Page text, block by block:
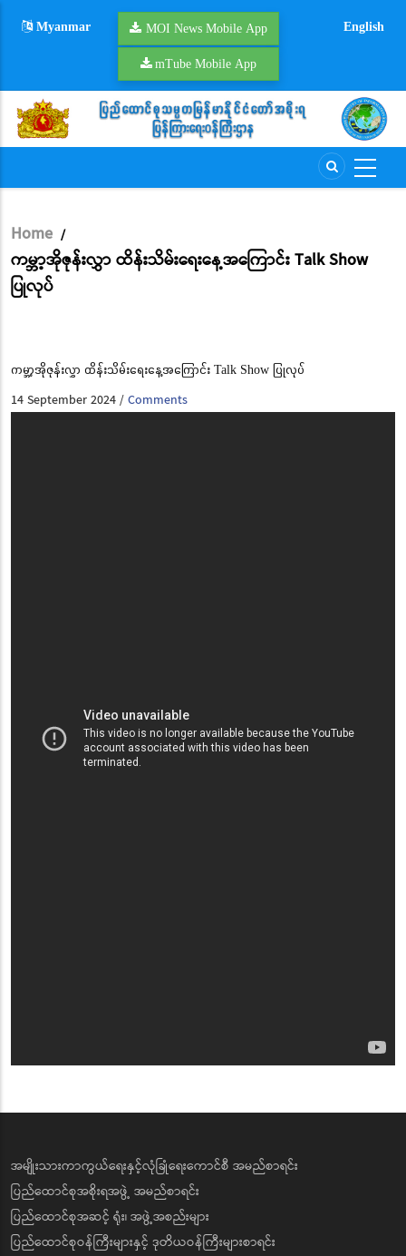
Myanmar MOI News Mobile App
mTube Mobile App
English
Breadcrumb
Home /
ကမ္ဘာ့အိုဇုန်းလွှာ ထိန်းသိမ်းရေးနေ့အကြောင်း Talk Show
ပြုလုပ်
ကမ္ဘာ့အိုဇုန်းလွှာ ထိန်းသိမ်းရေးနေ့အကြောင်း Talk Show ပြုလုပ်
14 September 2024/Comments
အမျိုးသားကာကွယ်ရေးနှင့်လုံခြုံရေးကောင်စီ အမည်စာရင်း
ပြည်ထောင်စုအစိုးရအဖွဲ့ အမည်စာရင်း
ပြည်ထောင်စုအဆင့် ရုံး၊ အဖွဲ့အစည်းများ
ပြည်ထောင်စုဝန်ကြီးများနှင့် ဒုတိယဝန်ကြီးများစာရင်း